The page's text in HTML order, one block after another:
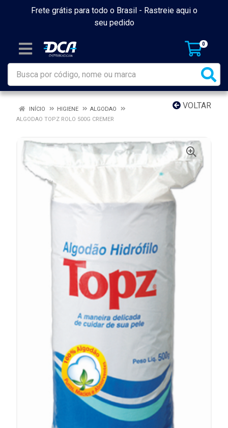
Frete grátis para todo o Brasil - Rastreie aqui o
seu pedido
0
VOLTAR
INÍCIO HIGIENE
ALGODAO
ALGODAO TOPZ ROLO 500G CREMER